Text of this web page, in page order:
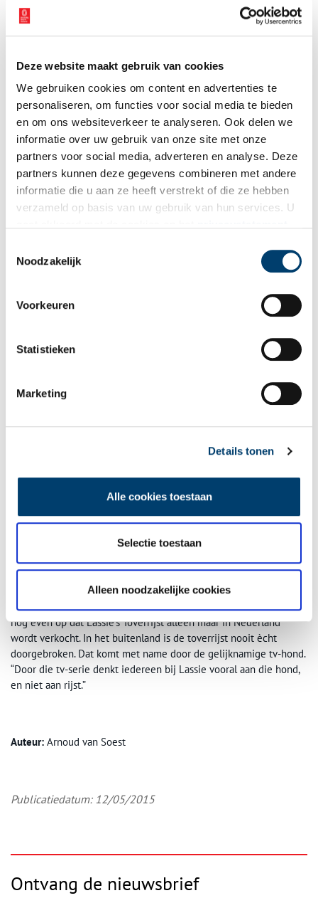
Deze website maakt gebruik van cookies
We gebruiken cookies om content en advertenties te
personaliseren, om functies voor social media te bieden
en om ons websiteverkeer te analyseren. Ook delen we
informatie over uw gebruik van onze site met onze
partners voor social media, adverteren en analyse. Deze
partners kunnen deze gegevens combineren met andere
informatie die u aan ze heeft verstrekt of die ze hebben
verzameld op basis van uw gebruik van hun services. U
Noodzakelijk
Voorkeuren
Statistieken
Marketing
Details tonen
Alle cookies toestaan
Selectie toestaan
Alleen noodzakelijke cookies
De doosjes rijst rollen van de lopende band. Beeld: Arnoud van Soest.
Rijstbloem
Dat gaat zo goed dat de productie van rijstbloem die van de
consumentenrijst inmiddels verre overtreft. En daarmee is de
toekomst van Lassie voorlopig weer veilig gesteld.
In de Lassie-fabriek werken nu tussen de 60 en 70 man. Dat zijn
er ooit, na de oorlog, zo’n 365 geweest. Dat men het nu met 70
rijst te maken. Ze begonnen met een blok hout, waar ze karton
omheen wikkelden. Vervolgens werd het hout eruit gehaald en
werd het omhulsel met rijst gevuld.” Tegenwoordig gebeurt dat
allemaal machinaal en rollen er 180 pakken rijst per minuut van
voltallige personeel op de foto.
Ooit, zo rond 1960, bouwde Lassie woningen voor het personeel,
achter de fabriek en elders in het dorp. En aan de kust had Lassie
vakantiehuisjes neer laten zetten, die werknemers konden huren.
Petra Dik, HR-manager: “Als mensen problemen hadden met de
studie van hun kinderen, konden ze bij een fonds aankloppen. Net
als die vakantiehuisjes bestaat dat overigens niet meer.” Robert:
“Oh ja, en met een ploegje van tien man doen we altijd mee aan
de Dam tot Damloop. Is wel zo wel gezellig.”Nadat Robert de
verslaggever nog even door de fabriek heeft geloodst, wijst hij er
nog even op dat Lassie’s Toverrijst alleen maar in Nederland
wordt verkocht. In het buitenland is de toverrijst nooit ècht
doorgebroken. Dat komt met name door de gelijknamige tv-hond.
“Door die tv-serie denkt iedereen bij Lassie vooral aan die hond,
en niet aan rijst.”
Auteur: Arnoud van Soest
Publicatiedatum: 12/05/2015
Ontvang de nieuwsbrief